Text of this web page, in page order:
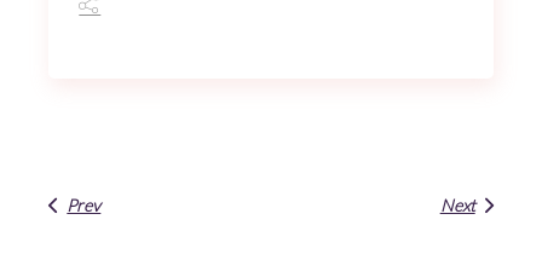
Prev Next